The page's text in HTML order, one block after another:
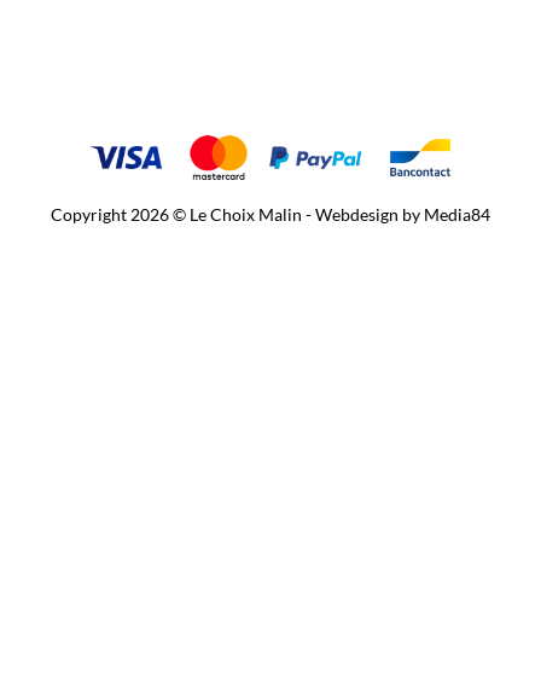
Copyright 2026 © Le Choix Malin - Webdesign by Media84